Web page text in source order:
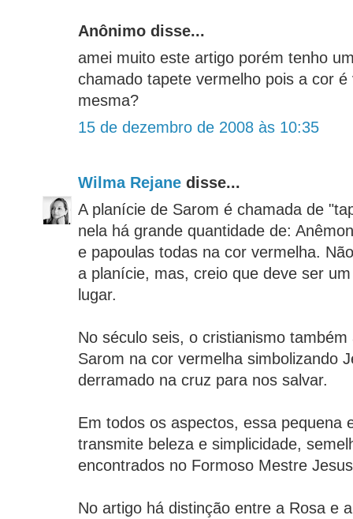
Anônimo disse...
amei muito este artigo porém tenho
chamado tapete vermelho pois a cor
mesma?
15 de dezembro de 2008 às 10:35
Wilma Rejane disse...
A planície de Sarom é chamada de
nela há grande quantidade de:
e papoulas todas na cor vermelha.
a planície, mas, creio que deve ser
lugar.
No século seis, o cristianismo
Sarom na cor vermelha simbolizando
derramado na cruz para nos salvar.
Em todos os aspectos, essa pequena
transmite beleza e simplicidade,
encontrados no Formoso Mestre
No artigo há distinção entre a Rosa e